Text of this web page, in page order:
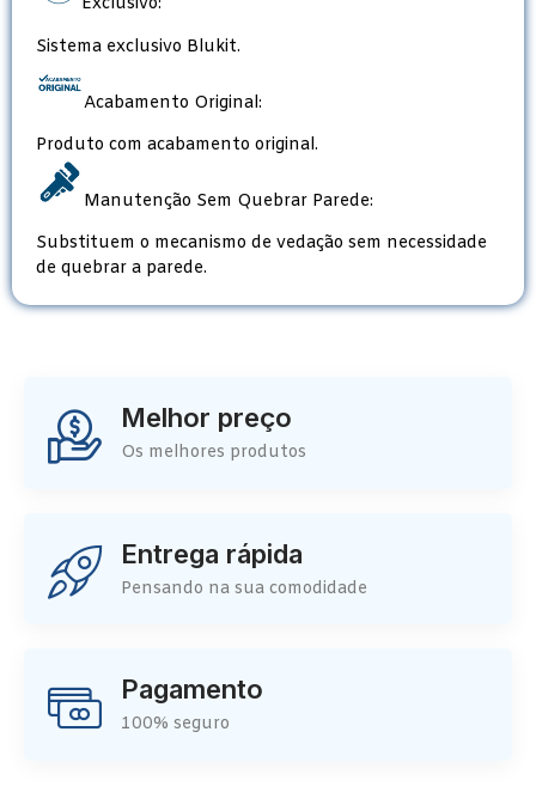
Sistema exclusivo Blukit.
Acabamento Original:
Produto com acabamento original.
Manutenção Sem Quebrar Parede:
Substituem o mecanismo de vedação sem necessidade
de quebrar a parede.
Melhor preço
Os melhores produtos
Entrega rápida
Pensando na sua comodidade
Pagamento
100% seguro